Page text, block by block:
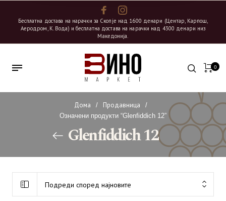
Бесплатна достава на нарачки за Скопје над 1600 денари (Центар, Карпош,
Аеродром, К. Вода) и бесплатна достава на нарачки над 4300 денари низ
Македонија.
0
Дома / Продавница
/
Означени продукти “Glenfiddich 12”
Glenfiddich 12
Подреди според најновите